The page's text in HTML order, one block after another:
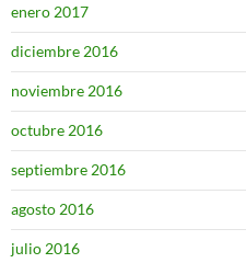
enero 2017
diciembre 2016
noviembre 2016
octubre 2016
septiembre 2016
agosto 2016
julio 2016